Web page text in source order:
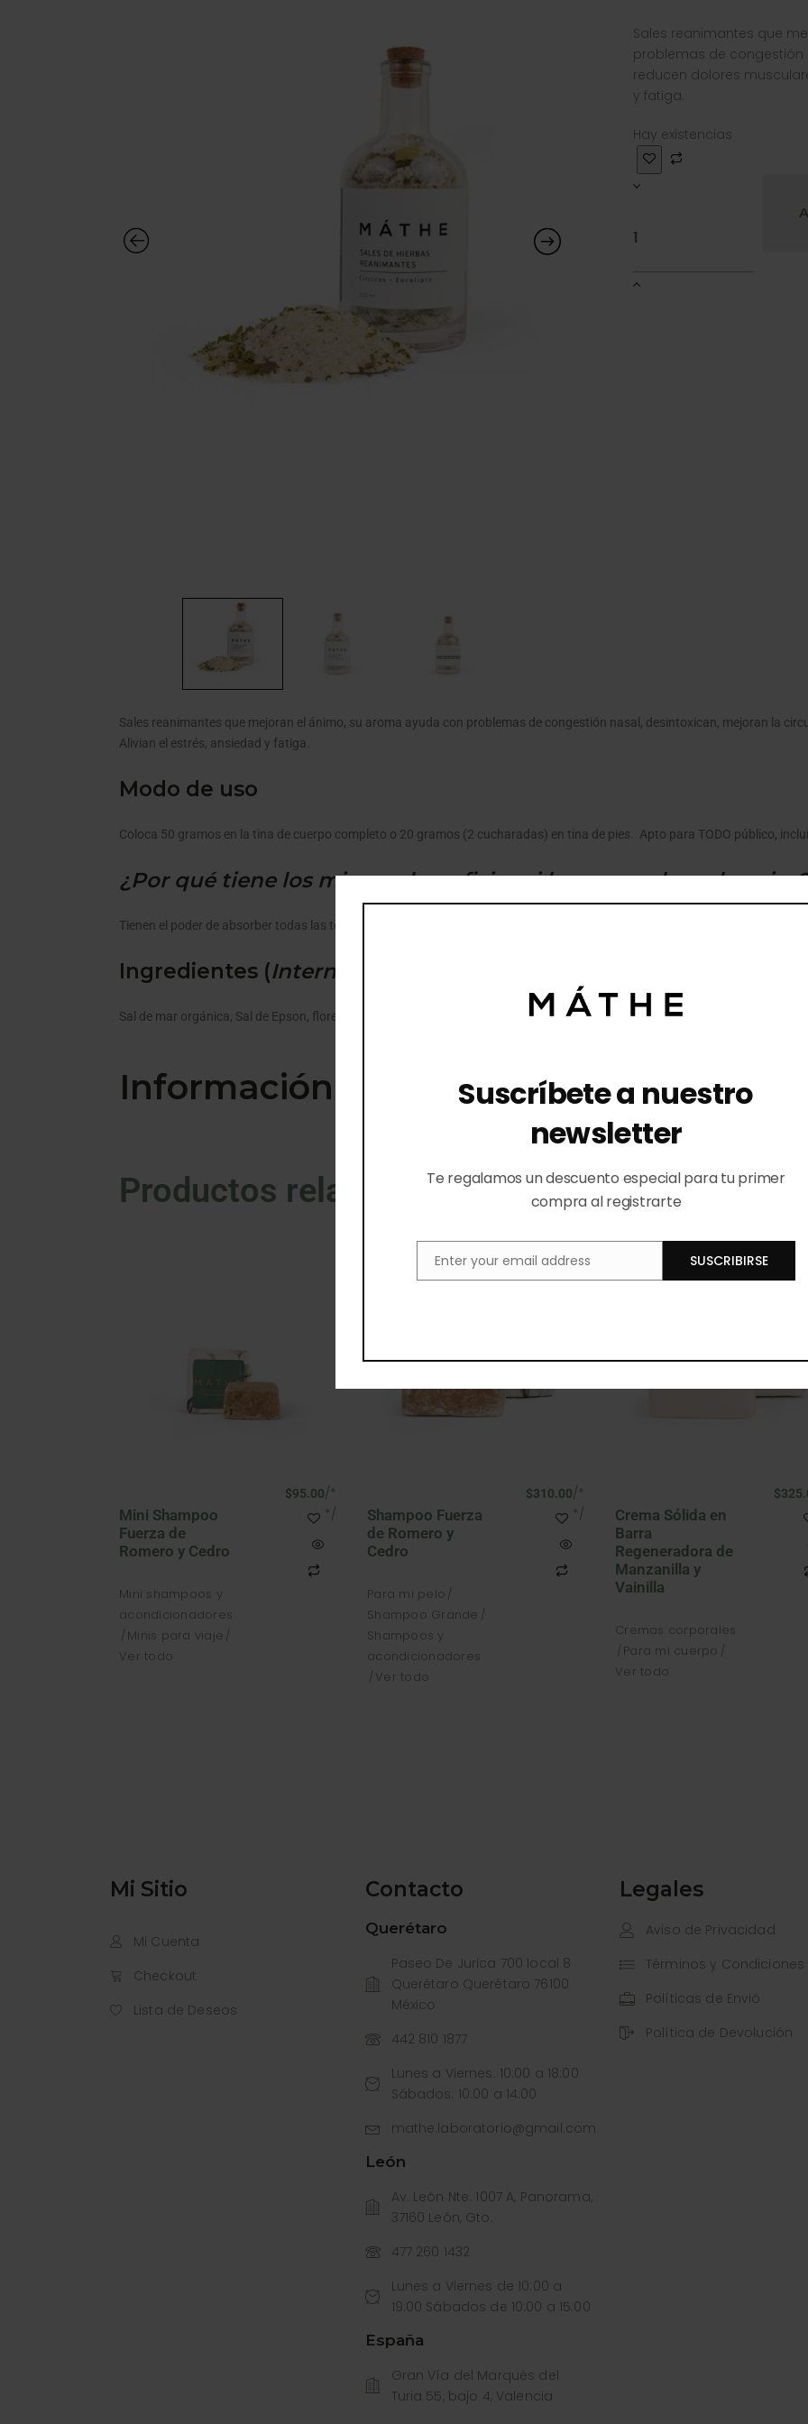
Sales reanimantes que
problemas de congestión
reducen dolores
y fatiga.
Hay existencias
Sales reanimantes que mejoran el ánimo, su aroma ayuda con problemas de congestión nasal, desintoxican, mejoran la
Alivian el estrés, ansiedad y fatiga.
Modo de uso
Coloca 50 gramos en la tina de cuerpo completo o 20 gramos (2 cucharadas) en tina de pies. Apto para TODO público,
¿Por qué tiene los mismos beneficios si las usas solo en los pies?
Tienen el poder de absorber todas las toxinas que por efecto de gravedad se van a los pies aportando los mismos beneficios
Ingredientes (International list of ingredients «INCI»)
Sal de mar orgánica, Sal de Epson, flores y hojas de azahar, limón y eucalipto, aceite esencial de eucalipto y bergamota.
Información adicional
Productos relacionados
Mini Shampoo
Fuerza de
Romero y Cedro
Mini shampoos y
acondicionadores
Minis para viaje
Ver todo
$95.00/*
*/
Shampoo Fuerza
de Romero y
Cedro
Para mi pelo
Shampoo Grande
Shampoos y
acondicionadores
Ver todo
$310.00/*
*/
Crema Sólida en
Barra
Regeneradora de
Manzanilla y
Vainilla
Cremas corporales
Para mi cuerpo
Ver todo
$
Mi Sitio
Mi Cuenta
Checkout
Lista de Deseos
Contacto
Querétaro
Paseo De Jurica 700 local 8
Querétaro Querétaro 76100
México
442 810 1877
Lunes a Viernes: 10:00 a 18:00
Sábados: 10:00 a 14:00
mathe.laboratorio@gmail.com
León
Av. León Nte. 1007 A, Panorama,
37160 León, Gto.
477 260 1432
Lunes a Viernes de 10:00 a
19:00 Sábados de 10:00 a 15:00
España
Gran Vía del Marqués del
Turia 55, bajo 4, Valencia
Legales
Aviso de Privacidad
Términos y Condiciones
Políticas de Envió
Política de Devolución
Suscríbete a nuestro
newsletter
Te regalamos un descuento especial para tu primer
compra al registrarte
EmailEnter your email address SUSCRIBIRSE